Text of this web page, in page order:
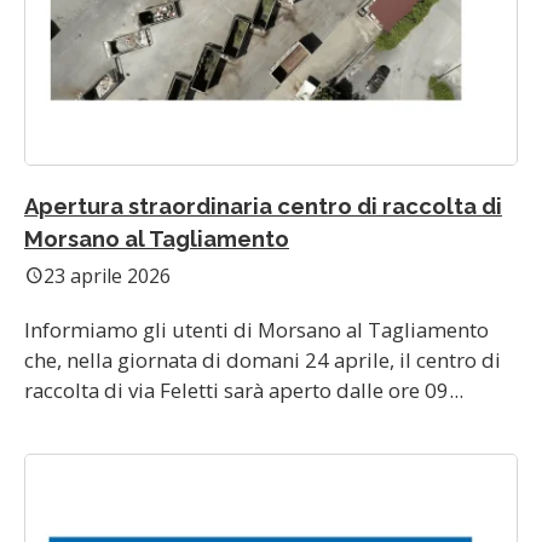
Apertura straordinaria centro di raccolta di
Morsano al Tagliamento
schedule23 aprile 2026
Informiamo gli utenti di Morsano al Tagliamento
che, nella giornata di domani 24 aprile, il centro di
raccolta di via Feletti sarà aperto dalle ore 09...